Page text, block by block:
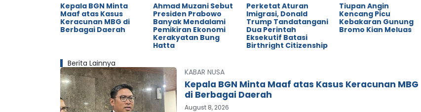
Kepala BGN Minta
Maaf atas Kasus
Keracunan MBG di
Berbagai Daerah
Ahmad Muzani Sebut
Presiden Prabowo
Banyak Mendalami
Pemikiran Ekonomi
Kerakyatan Bung
Hatta
Perketat Aturan
Imigrasi, Donald
Trump Tandatangani
Dua Perintah
Eksekutif Batasi
Birthright Citizenship
Tiupan Angin
Kencang Picu
Kebakaran Gunung
Bromo Kian Meluas
Berita Lainnya
KABAR NUSA
Kepala BGN Minta Maaf atas Kasus Keracunan MBG
di Berbagai Daerah
August 8, 2026